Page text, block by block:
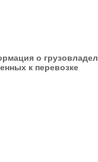
о
к перевозке